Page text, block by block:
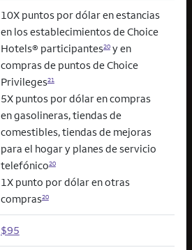
10X puntos por dólar en estancias
en los establecimientos de Choice
Hotels® participantes20y en
compras de puntos de Choice
Privileges21
5X puntos por dólar en compras
en gasolineras, tiendas de
comestibles, tiendas de mejoras
para el hogar y planes de servicio
telefónico20
1X punto por dólar en otras
compras20
$95